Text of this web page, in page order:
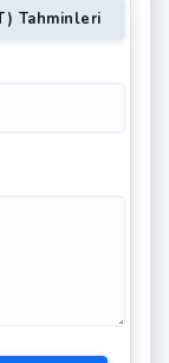
Tahminleri